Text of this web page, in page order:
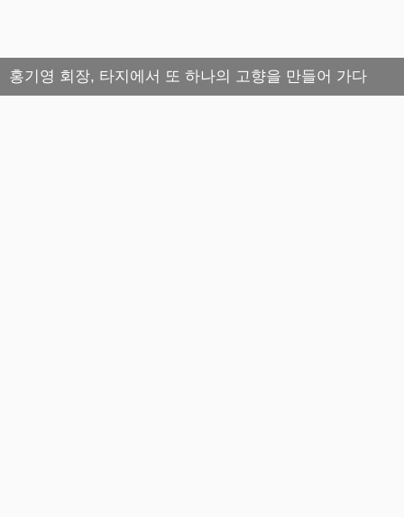
홍기영 회장, 타지에서 또 하나의 고향을 만들어 가다